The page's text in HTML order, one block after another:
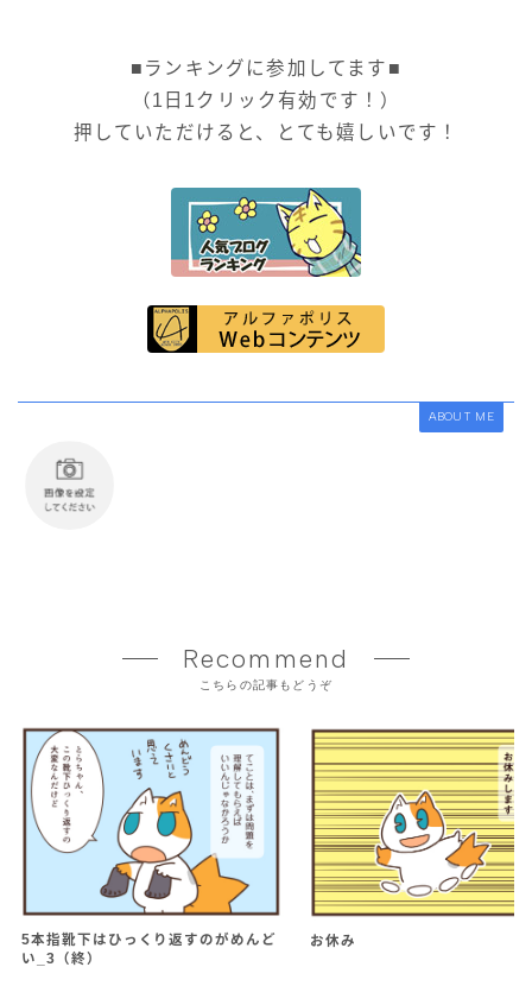
■ランキングに参加してます■
（1日1クリック有効です！）
押していただけると、とても嬉しいです！
ABOUT ME
Recommend
こちらの記事もどうぞ
5本指靴下はひっくり返すのがめんど
い_3（終）
お休み